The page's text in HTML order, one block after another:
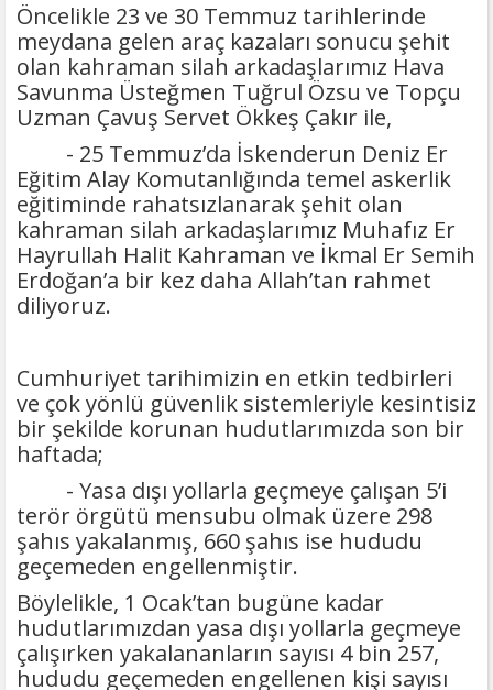
Öncelikle 23 ve 30 Temmuz tarihlerinde
meydana gelen araç kazaları sonucu şehit
olan kahraman silah arkadaşlarımız Hava
Savunma Üsteğmen Tuğrul Özsu ve Topçu
Uzman Çavuş Servet Ökkeş Çakır ile,
- 25 Temmuz’da İskenderun Deniz Er
Eğitim Alay Komutanlığında temel askerlik
eğitiminde rahatsızlanarak şehit olan
kahraman silah arkadaşlarımız Muhafız Er
Hayrullah Halit Kahraman ve İkmal Er Semih
Erdoğan’a bir kez daha Allah’tan rahmet
diliyoruz.
Cumhuriyet tarihimizin en etkin tedbirleri
ve çok yönlü güvenlik sistemleriyle kesintisiz
bir şekilde korunan hudutlarımızda son bir
haftada;
- Yasa dışı yollarla geçmeye çalışan 5’i
terör örgütü mensubu olmak üzere 298
şahıs yakalanmış, 660 şahıs ise hududu
geçemeden engellenmiştir.
Böylelikle, 1 Ocak’tan bugüne kadar
hudutlarımızdan yasa dışı yollarla geçmeye
çalışırken yakalananların sayısı 4 bin 257,
hududu geçemeden engellenen kişi sayısı